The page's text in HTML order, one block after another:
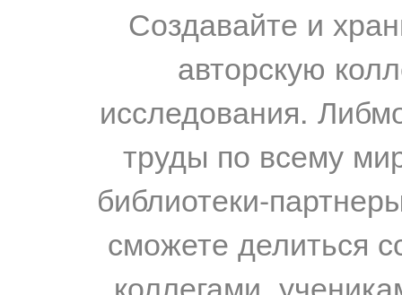
Создавайте и
авторскую
исследования.
труды по всему
библиотеки-
сможете делиться